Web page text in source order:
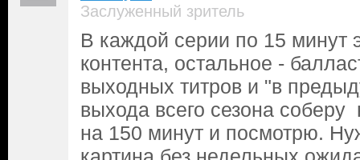
Заслуженный зритель
В каждой серии по 15 минут
контента, остальное -
выходных титров и "в
выхода всего сезона
на 150 минут и посмотрю.